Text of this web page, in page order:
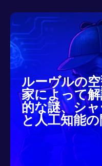
ルーヴルの
家によって
的な謎、シ
と人工知能